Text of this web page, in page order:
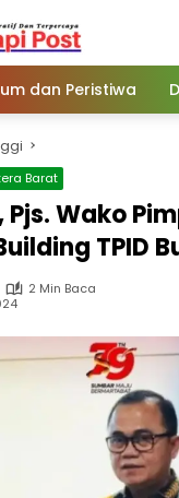
dan Peristiwa
Barat
Pjs. Wako
TPID
2 Min Baca